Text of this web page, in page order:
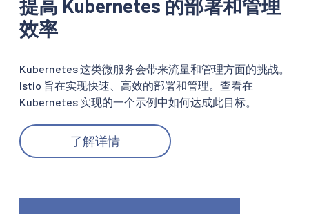
提高 Kubernetes 的部署和管理
效率
Kubernetes 这类微服务会带来流量和管理方面的挑战。
Istio 旨在实现快速、高效的部署和管理。查看在
Kubernetes 实现的一个示例中如何达成此目标。
了解详情